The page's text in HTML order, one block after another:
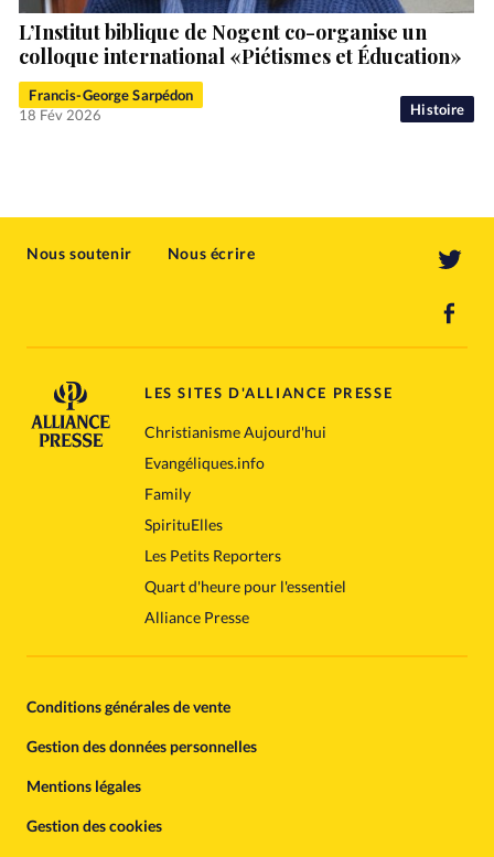
Histoire
L’Institut biblique de Nogent co-organise un
colloque international «Piétismes et Éducation»
Francis-George Sarpédon
18 Fév 2026
Nous soutenir Nous écrire
LES SITES D'ALLIANCE PRESSE
Christianisme Aujourd'hui
Evangéliques.info
Family
SpirituElles
Les Petits Reporters
Quart d'heure pour l'essentiel
Alliance Presse
Conditions générales de vente
Gestion des données personnelles
Mentions légales
Gestion des cookies